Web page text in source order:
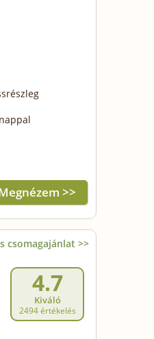
>>
csomagajánlat >>
4.7
Kiváló
2494 értékelés